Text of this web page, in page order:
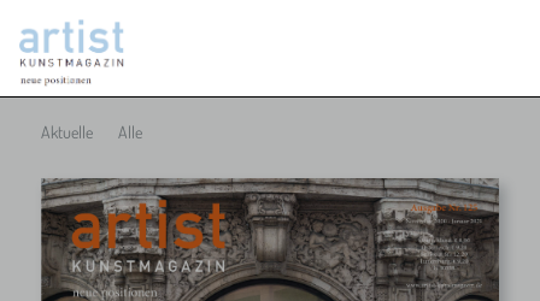
Aktuelle Alle